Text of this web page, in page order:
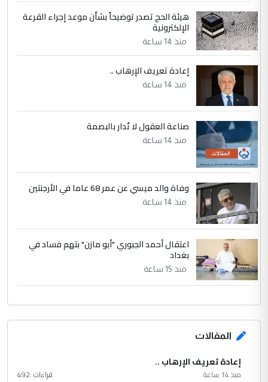
الموضوع :
مكتب السيد احمد الصافي : لا يوجود
لدينا اي حساب على الفيس بوك وتويتر
هيئة الحج تصدر توضيحاً بشأن موعد إجراء القرعة
الإلكترونية
منذ 14 ساعة
إعادة تعريف الإرهاب ..
منذ 14 ساعة
صناعة العقول لا تُدار بالبصمة
منذ 14 ساعة
وفاة والد ميسي عن عمر 68 عاما في الأرجنتين
منذ 14 ساعة
اعتقال أحمد الجبوري "أبو مازن" بتهم فساد في
بغداد
منذ 15 ساعة
المقالات
إعادة تعريف الإرهاب ..
منذ 14 ساعة قراءات :492